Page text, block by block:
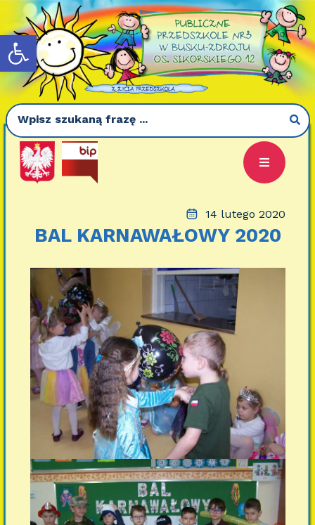
Otwórz pasek narzędzi
14 lutego 2020
BAL KARNAWAŁOWY 2020